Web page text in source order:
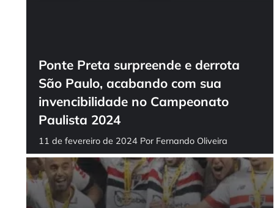
Ponte Preta surpreende e derrota
São Paulo, acabando com sua
invencibilidade no Campeonato
Paulista 2024
11 de fevereiro de 2024 Por Fernando Oliveira